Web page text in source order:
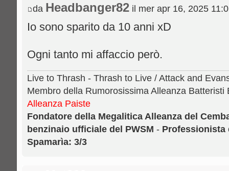
da Headbanger82 il mer apr 16, 2025
Io sono sparito da 10 anni xD
Ogni tanto mi affaccio però.
Live to Thrash - Thrash to Live / Attack and
Membro della Rumorosissima Alleanza
Alleanza Paiste
Fondatore della Megalitica Alleanza del
benzinaio ufficiale del PWSM - Professionista
Spamarìa: 3/3